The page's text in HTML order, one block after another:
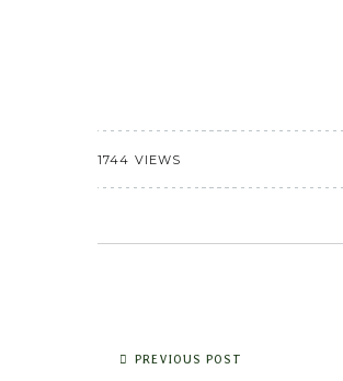
1744 VIEWS
PREVIOUS POST